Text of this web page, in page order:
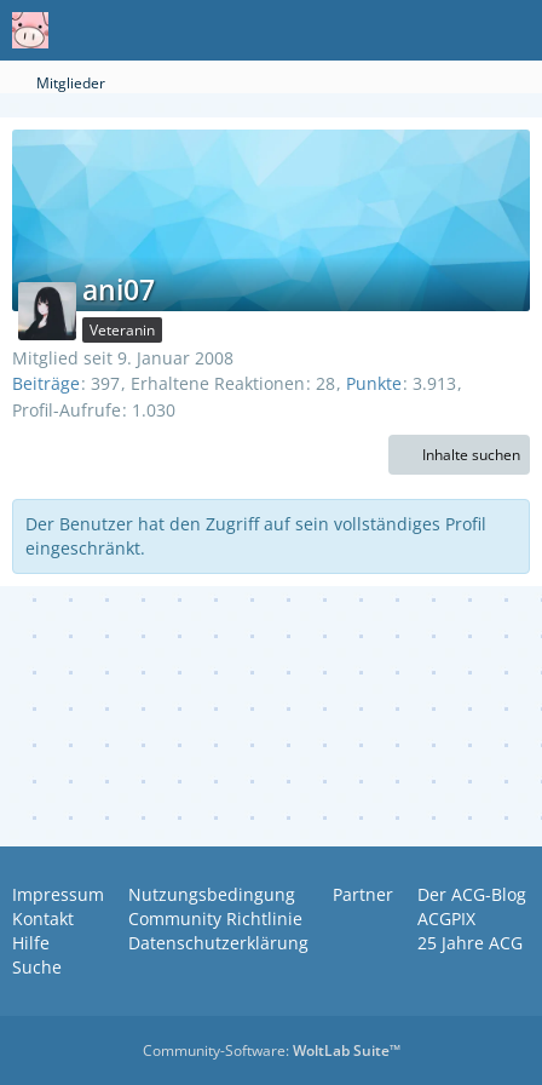
Mitglieder
ani07
Veteranin
Mitglied seit 9. Januar 2008
Beiträge 397 Erhaltene Reaktionen 28 Punkte 3.913
Profil-Aufrufe 1.030
Inhalte suchen
Der Benutzer hat den Zugriff auf sein vollständiges Profil
eingeschränkt.
Impressum
Kontakt
Hilfe
Suche
Nutzungsbedingung
Community Richtlinie
Datenschutzerklärung
Partner
Der ACG-Blog
ACGPIX
25 Jahre ACG
Community-Software:WoltLab Suite™